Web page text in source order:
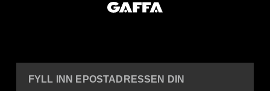
FYLL INN EPOSTADRESSEN DIN